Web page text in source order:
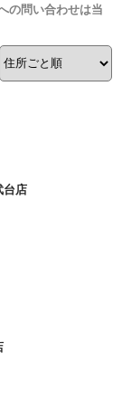
の問い合わせは当
台店